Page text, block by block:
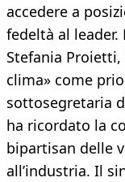
accedere a
fedeltà al leader.
Stefania
clima» come
sottosegretaria
ha ricordato la
bipartisan delle
all’industria. Il